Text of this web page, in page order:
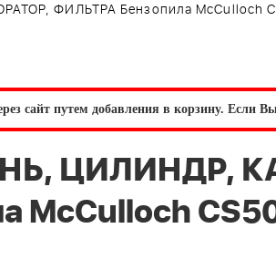
ФИЛЬТРА Бензопила McCulloch
сайт путем добавления в корзину. Если Вы
ЦИЛИНДР,
McCulloch